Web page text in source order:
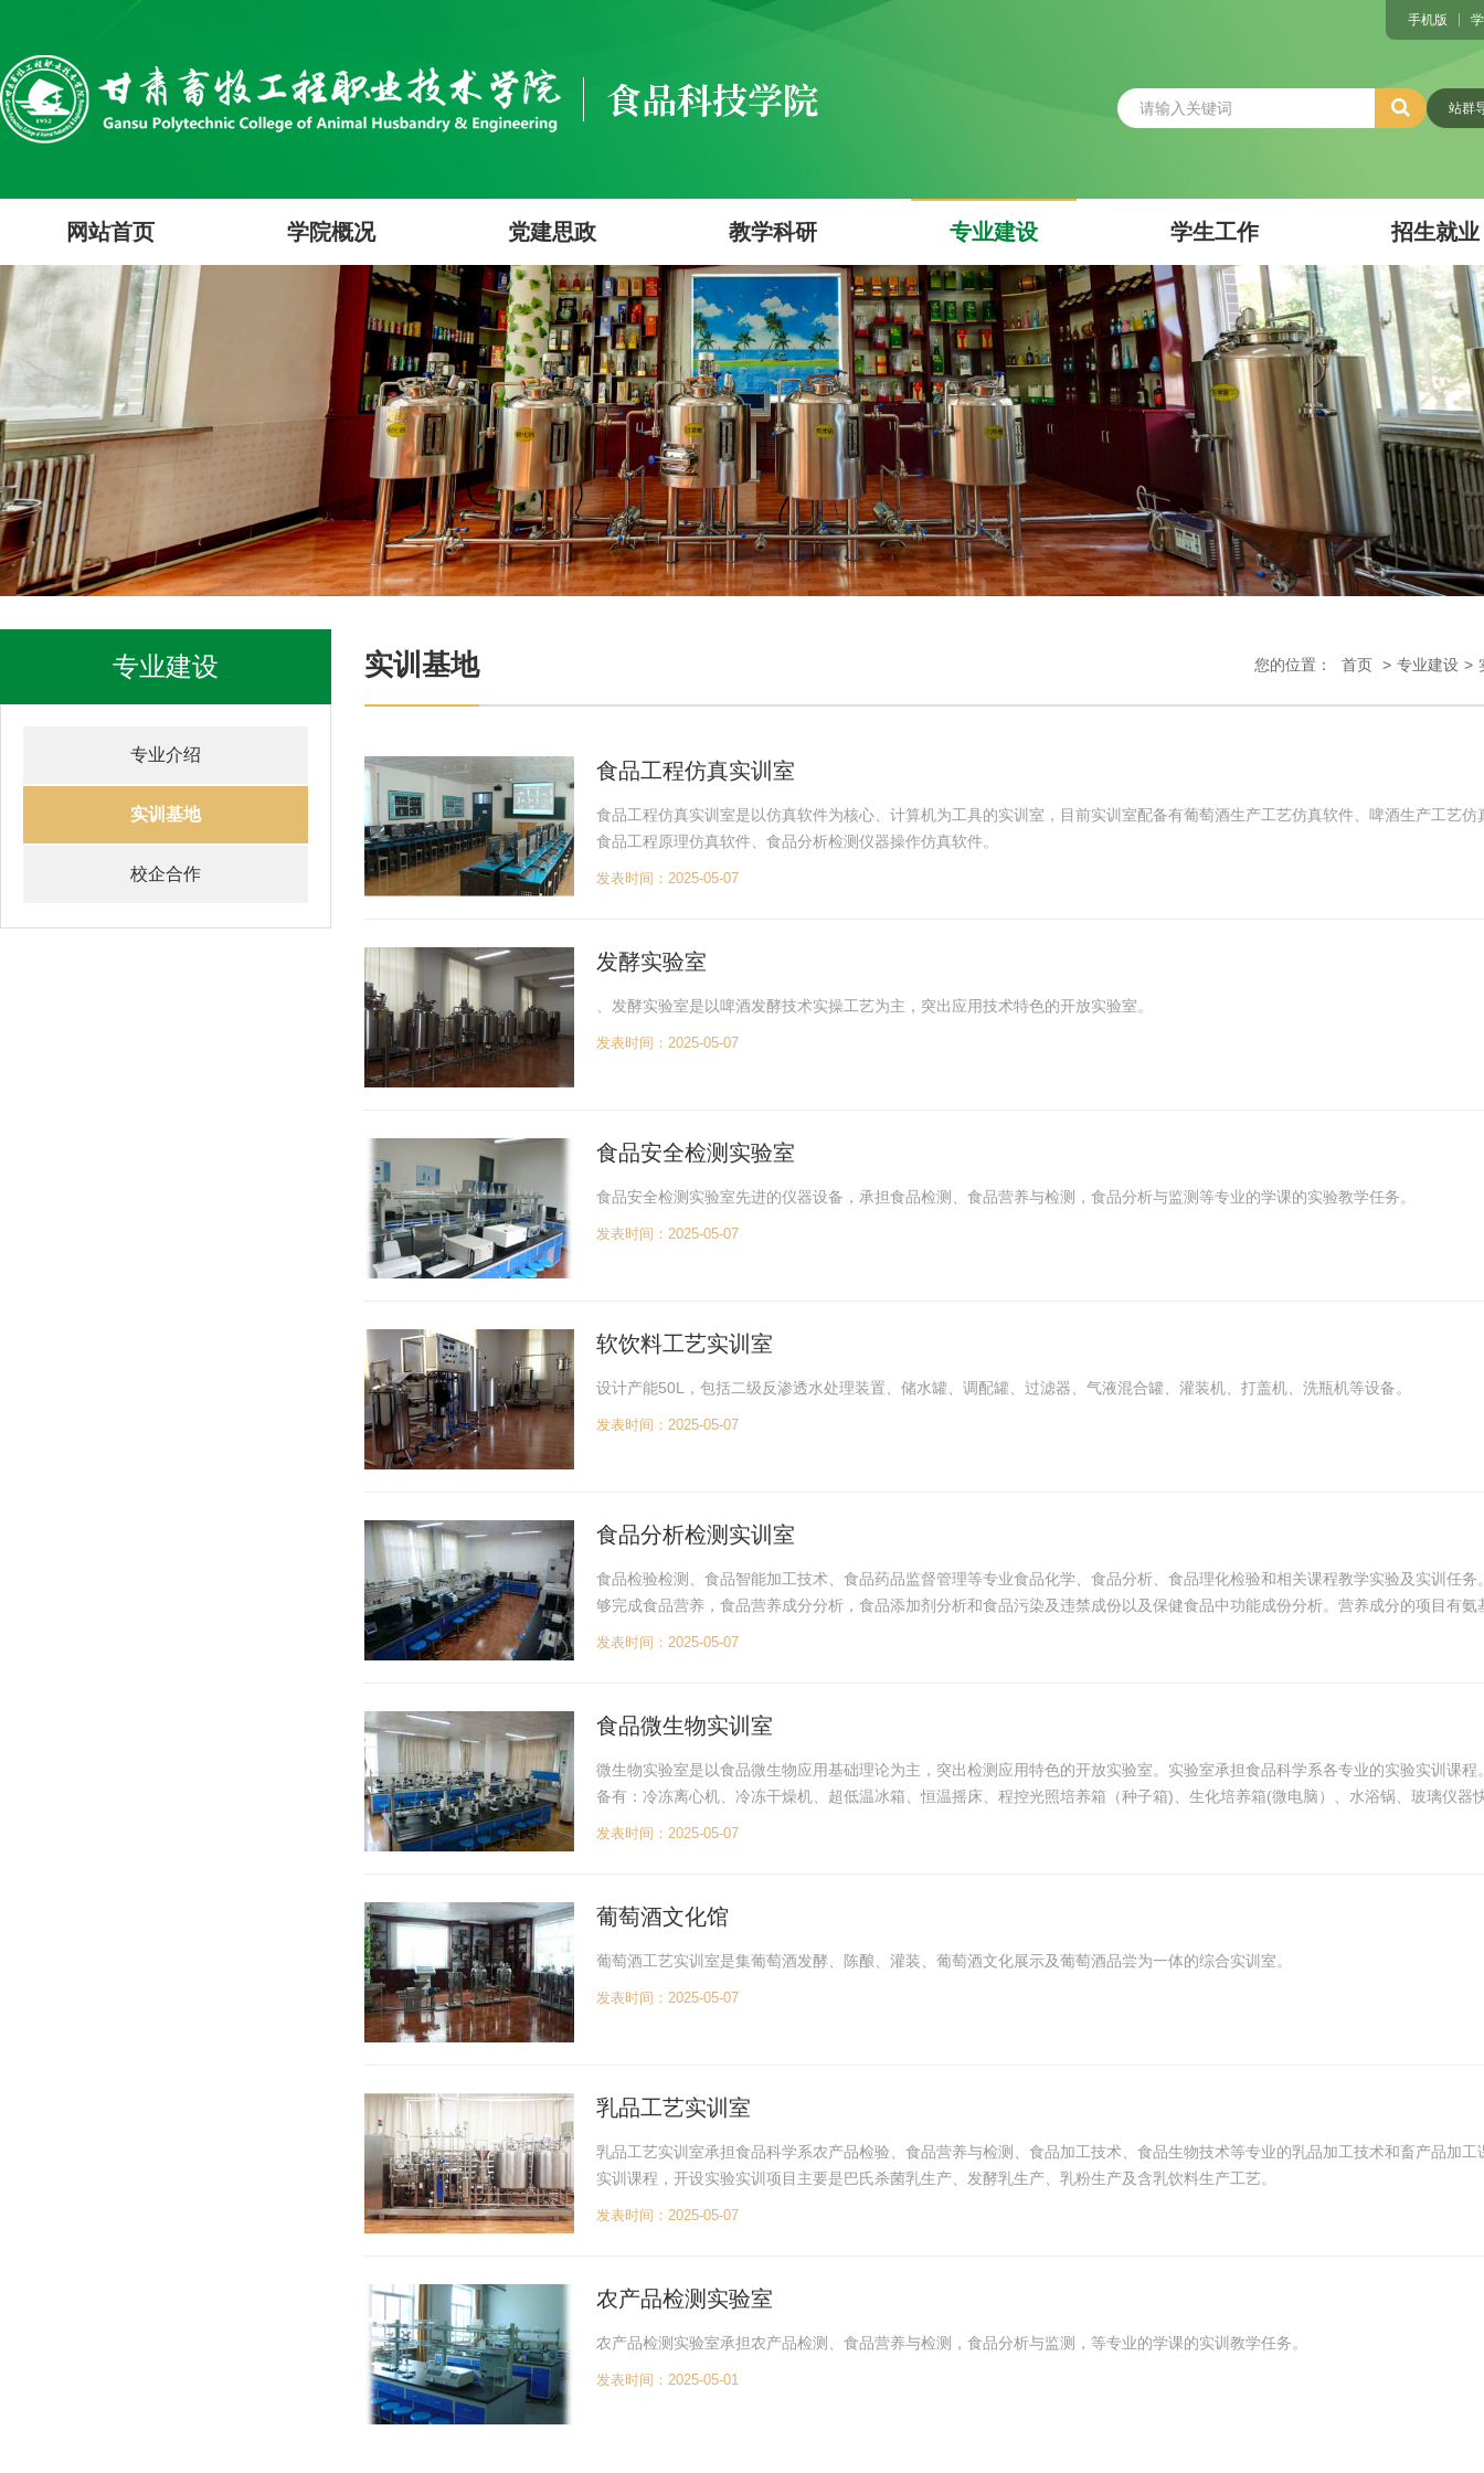
手机版
站群
网站首页 学院概况 党建思政 教学科研 专业建设 学生工作 招生就业
专业建设
专业介绍
实训基地
校企合作
您的位置： 首页 > 专业建设 >
实训基地
食品工程仿真实训室
食品工程仿真实训室是以仿真软件为核心、计算机为工具的实训室，目前实训室配备有葡萄酒生产工艺仿真软件、啤酒生产工艺仿
食品工程原理仿真软件、食品分析检测仪器操作仿真软件。
发表时间：2025-05-07
发酵实验室
、发酵实验室是以啤酒发酵技术实操工艺为主，突出应用技术特色的开放实验室。
发表时间：2025-05-07
食品安全检测实验室
食品安全检测实验室先进的仪器设备，承担食品检测、食品营养与检测，食品分析与监测等专业的学课的实验教学任务。
发表时间：2025-05-07
软饮料工艺实训室
设计产能50L，包括二级反渗透水处理装置、储水罐、调配罐、过滤器、气液混合罐、灌装机、打盖机、洗瓶机等设备。
发表时间：2025-05-07
食品分析检测实训室
食品检验检测、食品智能加工技术、食品药品监督管理等专业食品化学、食品分析、食品理化检验和相关课程教学实验及实训任务
够完成食品营养，食品营养成分分析，食品添加剂分析和食品污染及违禁成份以及保健食品中功能成份分析。营养成分的项目有氨
生素(VAVDVEVB等)、β-胡萝卜素、脂肪酸以及各种微量元素和常量元素等。能够完成食品检验工的职业技能培训及测...
发表时间：2025-05-07
食品微生物实训室
微生物实验室是以食品微生物应用基础理论为主，突出检测应用特色的开放实验室。实验室承担食品科学系各专业的实验实训课程
备有：冷冻离心机、冷冻干燥机、超低温冰箱、恒温摇床、程控光照培养箱（种子箱)、生化培养箱(微电脑）、水浴锅、玻璃仪器
器、干燥消毒箱、菌落计数器、冰箱等仪器设备
发表时间：2025-05-07
葡萄酒文化馆
葡萄酒工艺实训室是集葡萄酒发酵、陈酿、灌装、葡萄酒文化展示及葡萄酒品尝为一体的综合实训室。
发表时间：2025-05-07
乳品工艺实训室
乳品工艺实训室承担食品科学系农产品检验、食品营养与检测、食品加工技术、食品生物技术等专业的乳品加工技术和畜产品加工
实训课程，开设实验实训项目主要是巴氏杀菌乳生产、发酵乳生产、乳粉生产及含乳饮料生产工艺。
发表时间：2025-05-07
农产品检测实验室
农产品检测实验室承担农产品检测、食品营养与检测，食品分析与监测，等专业的学课的实训教学任务。
发表时间：2025-05-01